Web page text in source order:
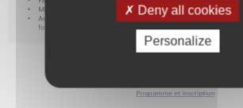
Deny all cookies
Personalize